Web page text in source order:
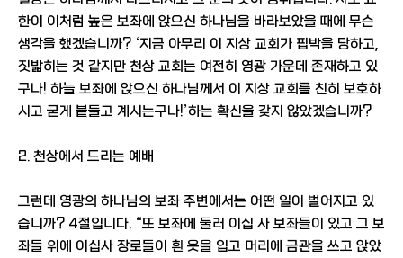
한이 이처럼 높은 보좌에 앉으신 하나님을 바라보았을 때에 무슨
생각을 했겠습니까? ‘지금 아무리 이 지상 교회가 핍박을 당하고,
짓밟히는 것 같지만 천상 교회는 여전히 영광 가운데 존재하고 있
구나! 하늘 보좌에 앉으신 하나님께서 이 지상 교회를 친히 보호하
시고 굳게 붙들고 계시는구나!’하는 확신을 갖지 않았겠습니까?
2. 천상에서 드리는 예배
그런데 영광의 하나님의 보좌 주변에서는 어떤 일이 벌어지고 있
습니까? 4절입니다. “또 보좌에 둘러 이십 사 보좌들이 있고 그 보
좌들 위에 이십사 장로들이 흰 옷을 입고 머리에 금관을 쓰고 앉았